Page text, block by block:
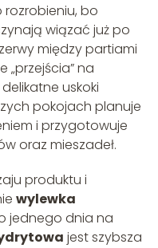
bo
wiązać już po
między partiami
na
uskoki
pokojach planuje
i przygotowuje
oraz mieszadeł.
produktu i
wylewka
jednego dnia na
jest szybsza